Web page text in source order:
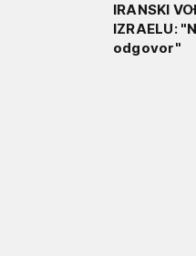
IRANSKI
IZRAELU:
odgovor"